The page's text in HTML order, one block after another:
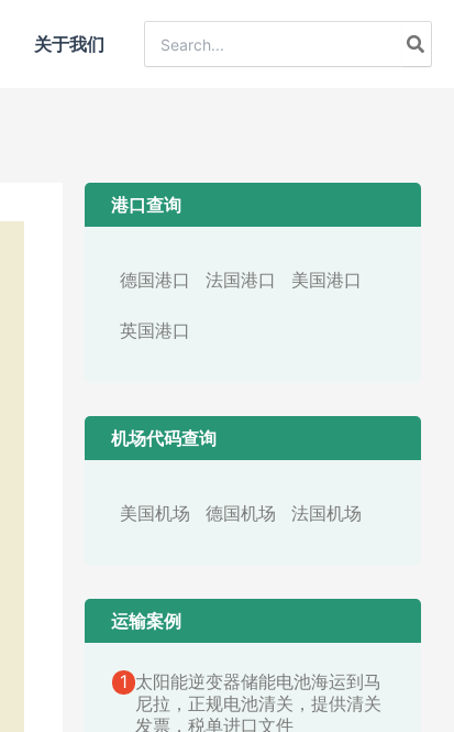
关于我们
for:
港口查询
德国港口 法国港口 美国港口
英国港口
机场代码查询
美国机场 德国机场 法国机场
运输案例​
1 太阳能逆变器储能电池海运到马
尼拉，正规电池清关，提供清关
发票，税单进口文件